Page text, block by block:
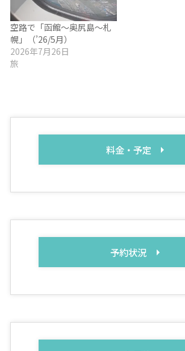
空路で「函館～奥尻島～札
幌」（’26/5月）
2026年7月26日
旅
料金・予定
予約状況